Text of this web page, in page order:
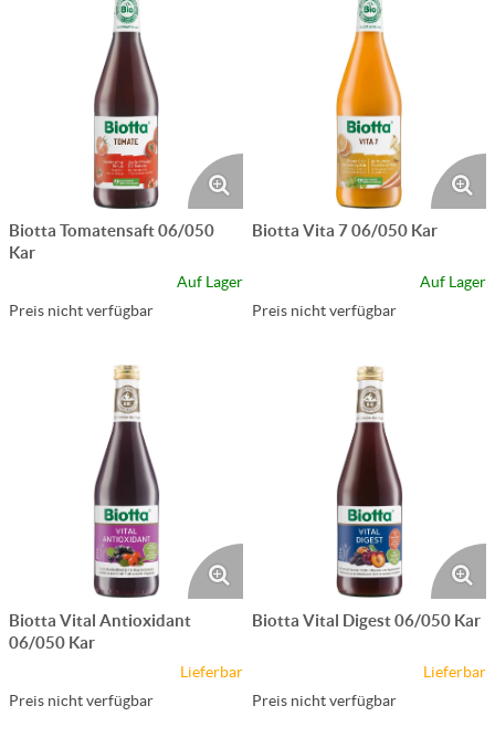
Biotta Tomatensaft 06/050
Kar
Auf Lager
Preis nicht verfügbar
Biotta Vita 7 06/050 Kar
Auf Lager
Preis nicht verfügbar
Biotta Vital Antioxidant
06/050 Kar
Lieferbar
Preis nicht verfügbar
Biotta Vital Digest 06/050 Kar
Lieferbar
Preis nicht verfügbar